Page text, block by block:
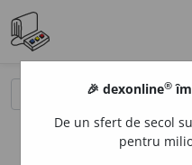
🎉 dexonline®
De un sfert de secol
pentru